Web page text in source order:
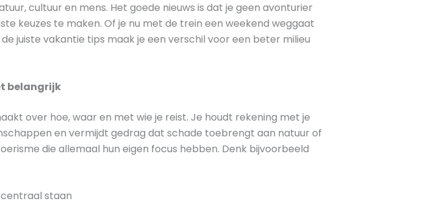
cultuur en mens. Het goede nieuws is dat je geen avonturier
keuzes te maken. Of je nu met de trein een weekend weggaat
juiste vakantie tips maak je een verschil voor een beter milieu
belangrijk
over hoe, waar en met wie je reist. Je houdt rekening met je
en vermijdt gedrag dat schade toebrengt aan natuur of
die allemaal hun eigen focus hebben. Denk bijvoorbeeld
staan